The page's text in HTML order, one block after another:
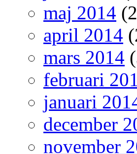
maj 2014
april 2014
mars 2014
februari
januari
december
november